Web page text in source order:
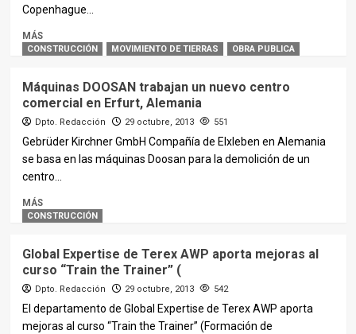
Copenhague...
MÁS
CONSTRUCCIÓN MOVIMIENTO DE TIERRAS OBRA PUBLICA
Máquinas DOOSAN trabajan un nuevo centro
comercial en Erfurt, Alemania
Dpto. Redacción 29 octubre, 2013 551
Gebrüder Kirchner GmbH Compañía de Elxleben en Alemania
se basa en las máquinas Doosan para la demolición de un
centro...
MÁS
CONSTRUCCIÓN
Global Expertise de Terex AWP aporta mejoras al
curso “Train the Trainer” (
Dpto. Redacción 29 octubre, 2013 542
El departamento de Global Expertise de Terex AWP aporta
mejoras al curso “Train the Trainer” (Formación de